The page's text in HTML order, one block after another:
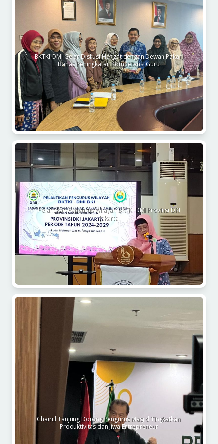
BKTKI-DMI Gelar Diskusi Hangat dengan Dewan Pakar,
Bahas Peningkatan Kompetensi Guru
Pelantikan Pengurus Wilayah BKTKI-DMI Provinsi DKI
Jakarta
Chairul Tanjung Dorong Pengurus Masjid Tingkatkan
Produktivitas dan Jiwa Entrepreneur